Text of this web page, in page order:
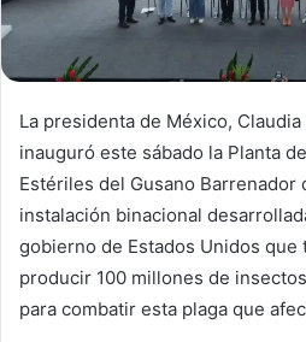
La presidenta de México,
inauguró este sábado la Planta
Estériles del Gusano Barrenador
instalación binacional
gobierno de Estados Unidos que
producir 100 millones de
para combatir esta plaga que